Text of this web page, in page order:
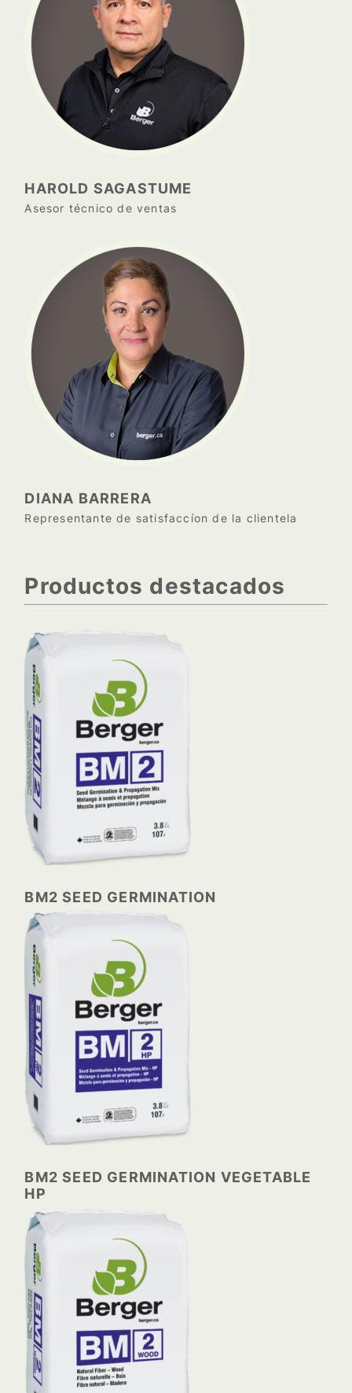
HAROLD SAGASTUME
Asesor técnico de ventas
DIANA BARRERA
Representante de satisfaccíon de la clientela
Productos destacados
BM2 SEED GERMINATION
BM2 SEED GERMINATION VEGETABLE
HP